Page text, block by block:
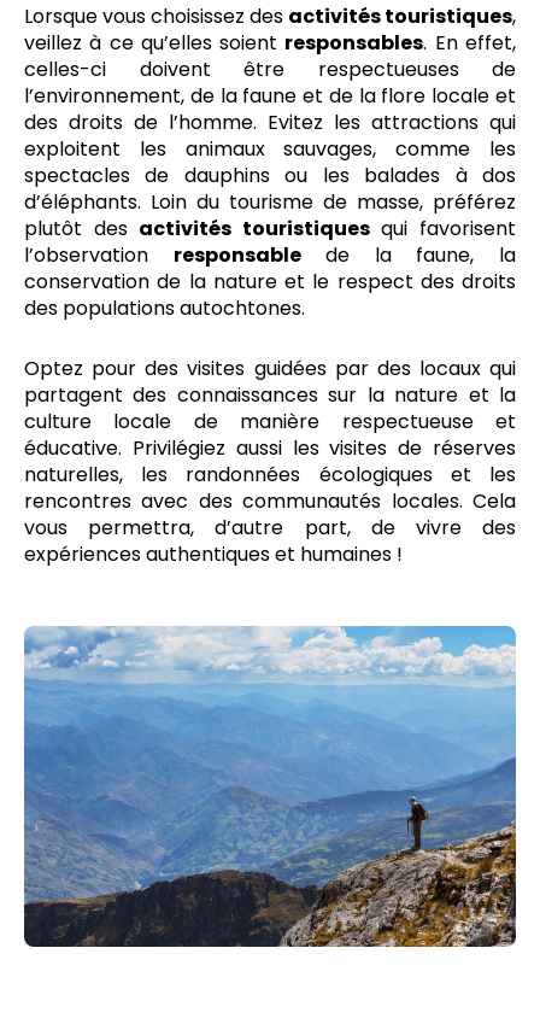
Lorsque vous choisissez des activités touristiques,
veillez à ce qu’elles soient responsables. En effet,
celles-ci doivent être respectueuses de
l’environnement, de la faune et de la flore locale et
des droits de l’homme. Evitez les attractions qui
exploitent les animaux sauvages, comme les
spectacles de dauphins ou les balades à dos
d’éléphants. Loin du tourisme de masse, préférez
plutôt des activités touristiquesqui favorisent
l’observation responsablede la faune, la
conservation de la nature et le respect des droits
des populations autochtones.
Optez pour des visites guidées par des locaux qui
partagent des connaissances sur la nature et la
culture locale de manière respectueuse et
éducative. Privilégiez aussi les visites de réserves
naturelles, les randonnées écologiques et les
rencontres avec des communautés locales. Cela
vous permettra, d’autre part, de vivre des
expériences authentiques et humaines !